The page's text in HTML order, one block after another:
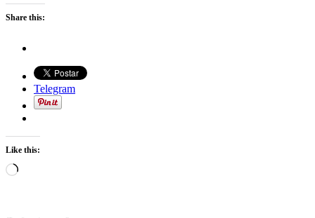
Share this:
Telegram
Like this:
Loading…